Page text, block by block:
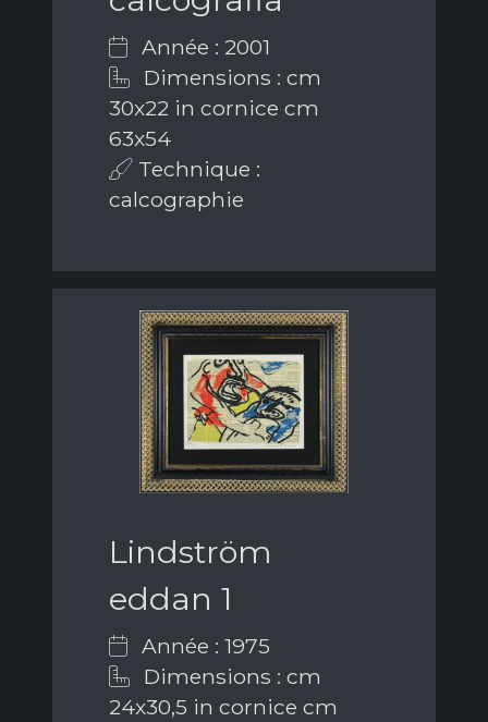
Année : 2001
Dimensions : cm
30x22 in cornice cm
63x54
Technique :
calcographie
Lindström
eddan 1
Année : 1975
Dimensions : cm
24x30,5 in cornice cm